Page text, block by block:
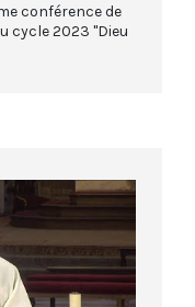
conférence de
cycle 2023 "Dieu